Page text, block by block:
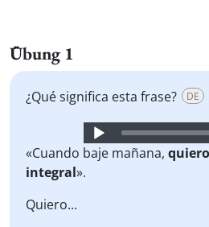
Übung 1
¿Qué significa esta frase? DE
Audio
Player
«Cuando baje mañana,
integral».
Quiero...